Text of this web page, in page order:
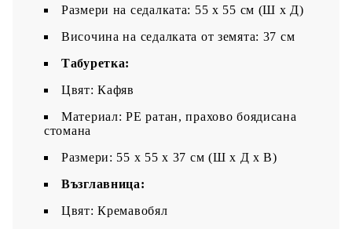
Размери на седалката: 55 x 55 cм (Ш x Д)
Височина на седалката от земята: 37 см
Табуретка:
Цвят: Кафяв
Материал: PE ратан, прахово боядисана
стомана
Размери: 55 x 55 x 37 см (Ш x Д x В)
Възглавница:
Цвят: Кремавобял